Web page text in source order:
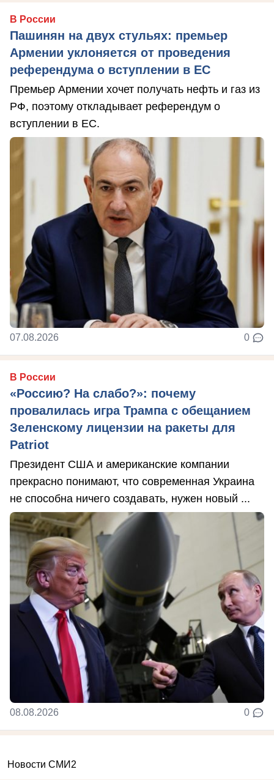
В России
Пашинян на двух стульях: премьер
Армении уклоняется от проведения
референдума о вступлении в ЕС
Премьер Армении хочет получать нефть и газ из
РФ, поэтому откладывает референдум о
вступлении в ЕС.
07.08.2026 0
В России
«Россию? На слабо?»: почему
провалилась игра Трампа с обещанием
Зеленскому лицензии на ракеты для
Patriot
Президент США и американские компании
прекрасно понимают, что современная Украина
не способна ничего создавать, нужен новый ...
08.08.2026 0
Новости СМИ2